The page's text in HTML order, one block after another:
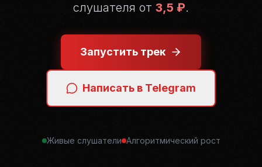
слушателя от 3,5 ₽.
Запустить трек
Написать в Telegram
Живые слушатели Алгоритмический рост